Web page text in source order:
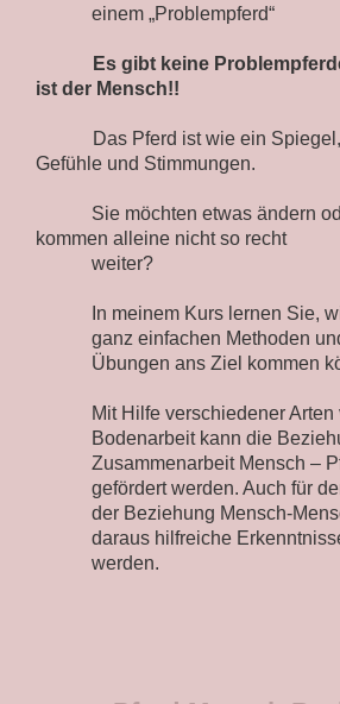
einem „Problempferd“
Es gibt keine
ist der Mensch!!
Das Pferd ist wie ein
Gefühle und Stimmungen.
Sie möchten etwas ändern
kommen alleine nicht so recht
weiter?
In meinem Kurs lernen Sie,
ganz einfachen Methoden
Übungen ans Ziel kommen
Mit Hilfe verschiedener Arten
Bodenarbeit kann die
Zusammenarbeit Mensch –
gefördert werden. Auch für
der Beziehung Mensch-
daraus hilfreiche
werden.